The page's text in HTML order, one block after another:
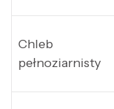
Chleb
pełnoziarnisty